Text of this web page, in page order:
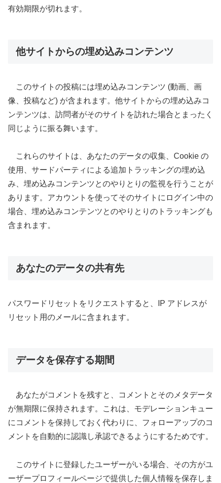
有効期限が切れます。
他サイトからの埋め込みコンテンツ
このサイトの投稿には埋め込みコンテンツ (動画、画
像、投稿など) が含まれます。他サイトからの埋め込みコ
ンテンツは、訪問者がそのサイトを訪れた場合とまったく
同じように振る舞います。
これらのサイトは、あなたのデータの収集、Cookie の
使用、サードパーティによる追加トラッキングの埋め込
み、埋め込みコンテンツとのやりとりの監視を行うことが
あります。アカウントを使ってそのサイトにログイン中の
場合、埋め込みコンテンツとのやりとりのトラッキングも
含まれます。
あなたのデータの共有先
パスワードリセットをリクエストすると、IP アドレスが
リセット用のメールに含まれます。
データを保存する期間
あなたがコメントを残すと、コメントとそのメタデータ
が無期限に保持されます。これは、モデレーションキュー
にコメントを保持しておく代わりに、フォローアップのコ
メントを自動的に認識し承認できるようにするためです。
このサイトに登録したユーザーがいる場合、その方がユ
ーザープロフィールページで提供した個人情報を保存しま